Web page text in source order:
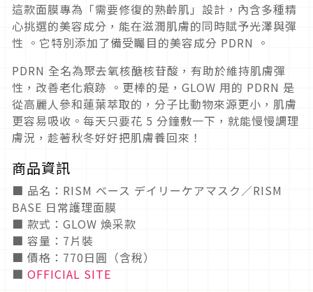
這款面膜專為「需要修復的熟齡肌」設計，內含多種精
心挑選的美容成分，能在滋潤肌膚的同時賦予光澤與彈
性 。它特別添加了備受矚目的美容成分 PDRN 。
PDRN 全名為聚去氧核醣核苷酸，有助於維持肌膚彈
性，改善老化痕跡 。更棒的是，GLOW 用的 PDRN 是
從高麗人參和蓮葉萃取的，分子比動物來源更小，肌膚
更容易吸收。每天只要花 5 分鐘敷一下，就能慢慢調理
膚況，趁著秋冬好好把肌膚養回來！
商品資訊
■ 品名：RISM ベース デイリーケアマスク／RISM
BASE 日常護理面膜
■ 款式：GLOW 煥采款
■ 容量：7片裝
■ 價格：770日圓（含稅）
■ OFFICIAL SITE